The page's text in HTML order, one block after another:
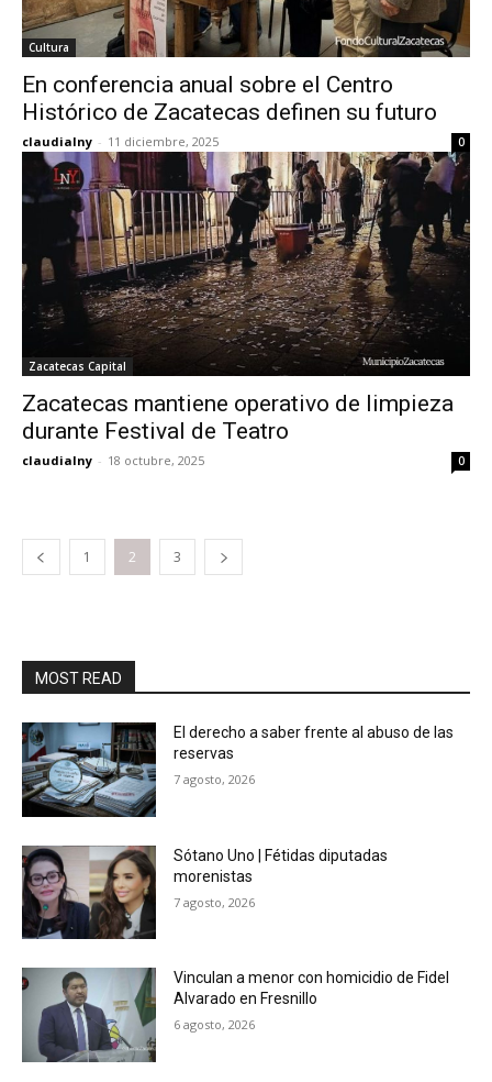
Cultura
En conferencia anual sobre el Centro
Histórico de Zacatecas definen su futuro
claudialny - 11 diciembre, 2025 0
Zacatecas Capital
Zacatecas mantiene operativo de limpieza
durante Festival de Teatro
claudialny - 18 octubre, 2025 0
1 2 3
MOST READ
El derecho a saber frente al abuso de las
reservas
7 agosto, 2026
Sótano Uno | Fétidas diputadas
morenistas
7 agosto, 2026
Vinculan a menor con homicidio de Fidel
Alvarado en Fresnillo
6 agosto, 2026